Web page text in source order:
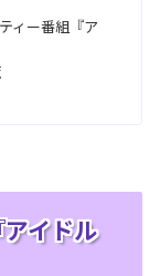
ィー番組『ア
アイドル